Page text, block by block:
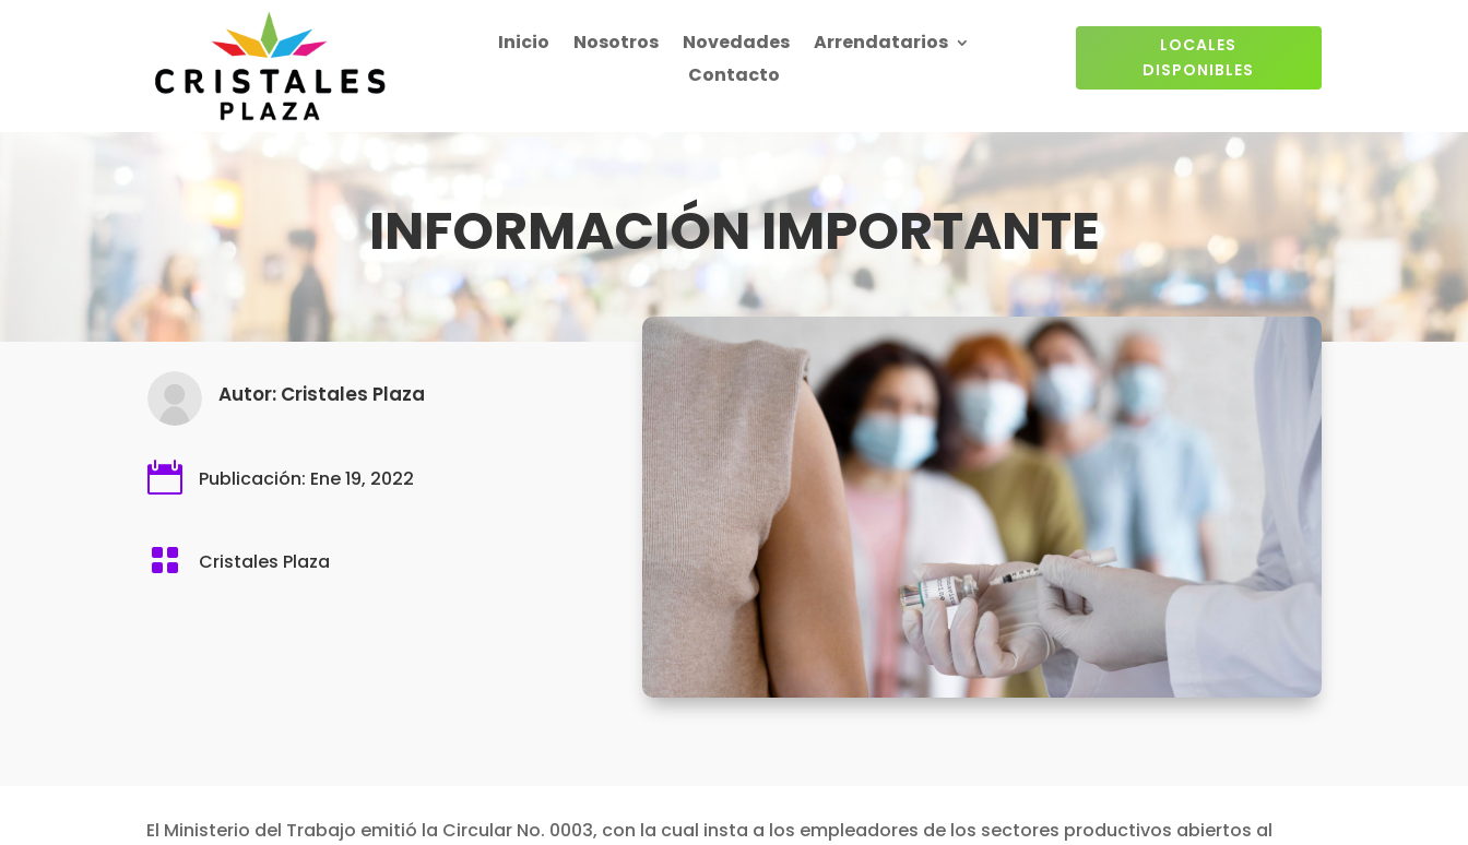
Inicio Nosotros Novedades
Arrendatarios
Contacto
LOCALES
DISPONIBLES
INFORMACIÓN IMPORTANTE
Autor: Cristales Plaza
 Publicación: Ene 19, 2022
 Cristales Plaza
El Ministerio del Trabajo emitió la Circular No. 0003, con la cual insta a los empleadores de los sectores productivos abiertos al